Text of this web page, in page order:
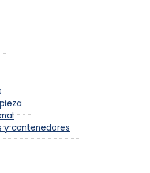
y contenedores